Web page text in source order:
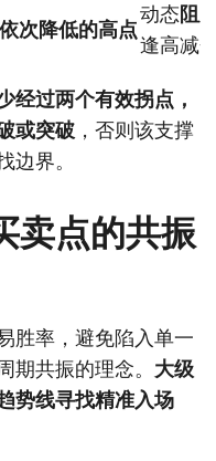
依次降低的高点
动态阻
逢高减
经过两个有效拐点，
或突破 ，否则该支撑
边界。
卖点的共振
胜率，避免陷入单一
期共振的理念。 大级
势线寻找精准入场